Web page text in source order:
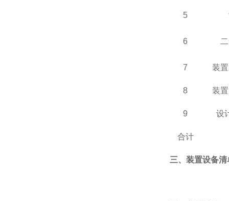
5
6
7 装
8 装
9 设
合计
三、装置设备